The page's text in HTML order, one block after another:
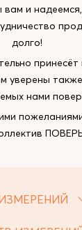
и
долго!
принесёт
уверены
нами